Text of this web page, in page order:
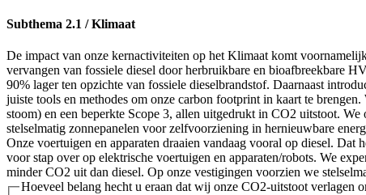
Subthema 2.1 / Klimaat
De impact van onze kernactiviteiten op het Klimaat komt
vervangen van fossiele diesel door herbruikbare en bioafbreekbare
90% lager ten opzichte van fossiele dieselbrandstof. Daarnaast
juiste tools en methodes om onze carbon footprint in kaart te
stoom) en een beperkte Scope 3, allen uitgedrukt in CO2 uitstoot.
stelselmatig zonnepanelen voor zelfvoorziening in hernieuwbare
Onze voertuigen en apparaten draaien vandaag vooral op diesel.
voor stap over op elektrische voertuigen en apparaten/robots. We
minder CO2 uit dan diesel. Op onze vestigingen voorzien we
Hoeveel belang hecht u eraan dat wij onze CO2-uitstoot verlagen